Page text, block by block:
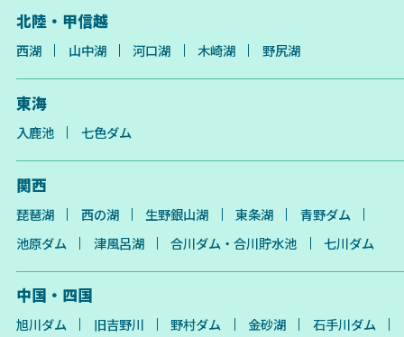
北陸・甲信越
西湖 山中湖 河口湖 木崎湖 野尻湖
東海
入鹿池 七色ダム
関西
琵琶湖 西の湖 生野銀山湖 東条湖
青野ダム
池原ダム
津風呂湖 合川ダム・合川貯水池 七川ダム
中国・四国
旭川ダム 旧吉野川 野村ダム 金砂湖
石手川ダム